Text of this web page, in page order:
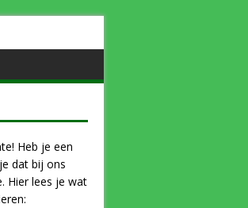
Heb je een
dat bij ons
Hier lees je wat